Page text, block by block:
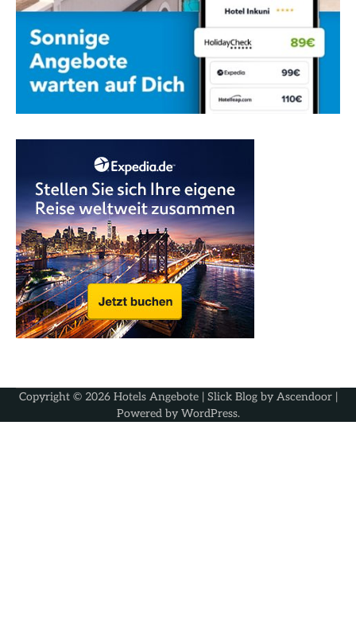
Copyright © 2026 Hotels Angebote| Slick Blog by Ascendoor|
Powered by WordPress.